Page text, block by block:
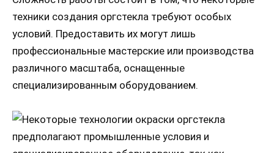
техники создания оргстекла требуют особых
условий. Предоставить их могут лишь
профессиональные мастерские или производства
различного масштаба, оснащенные
специализированным оборудованием.